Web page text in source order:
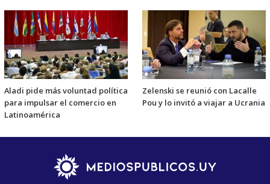
Aladi pide más voluntad política
para impulsar el comercio en
Latinoamérica
Zelenski se reunió con Lacalle
Pou y lo invitó a viajar a Ucrania